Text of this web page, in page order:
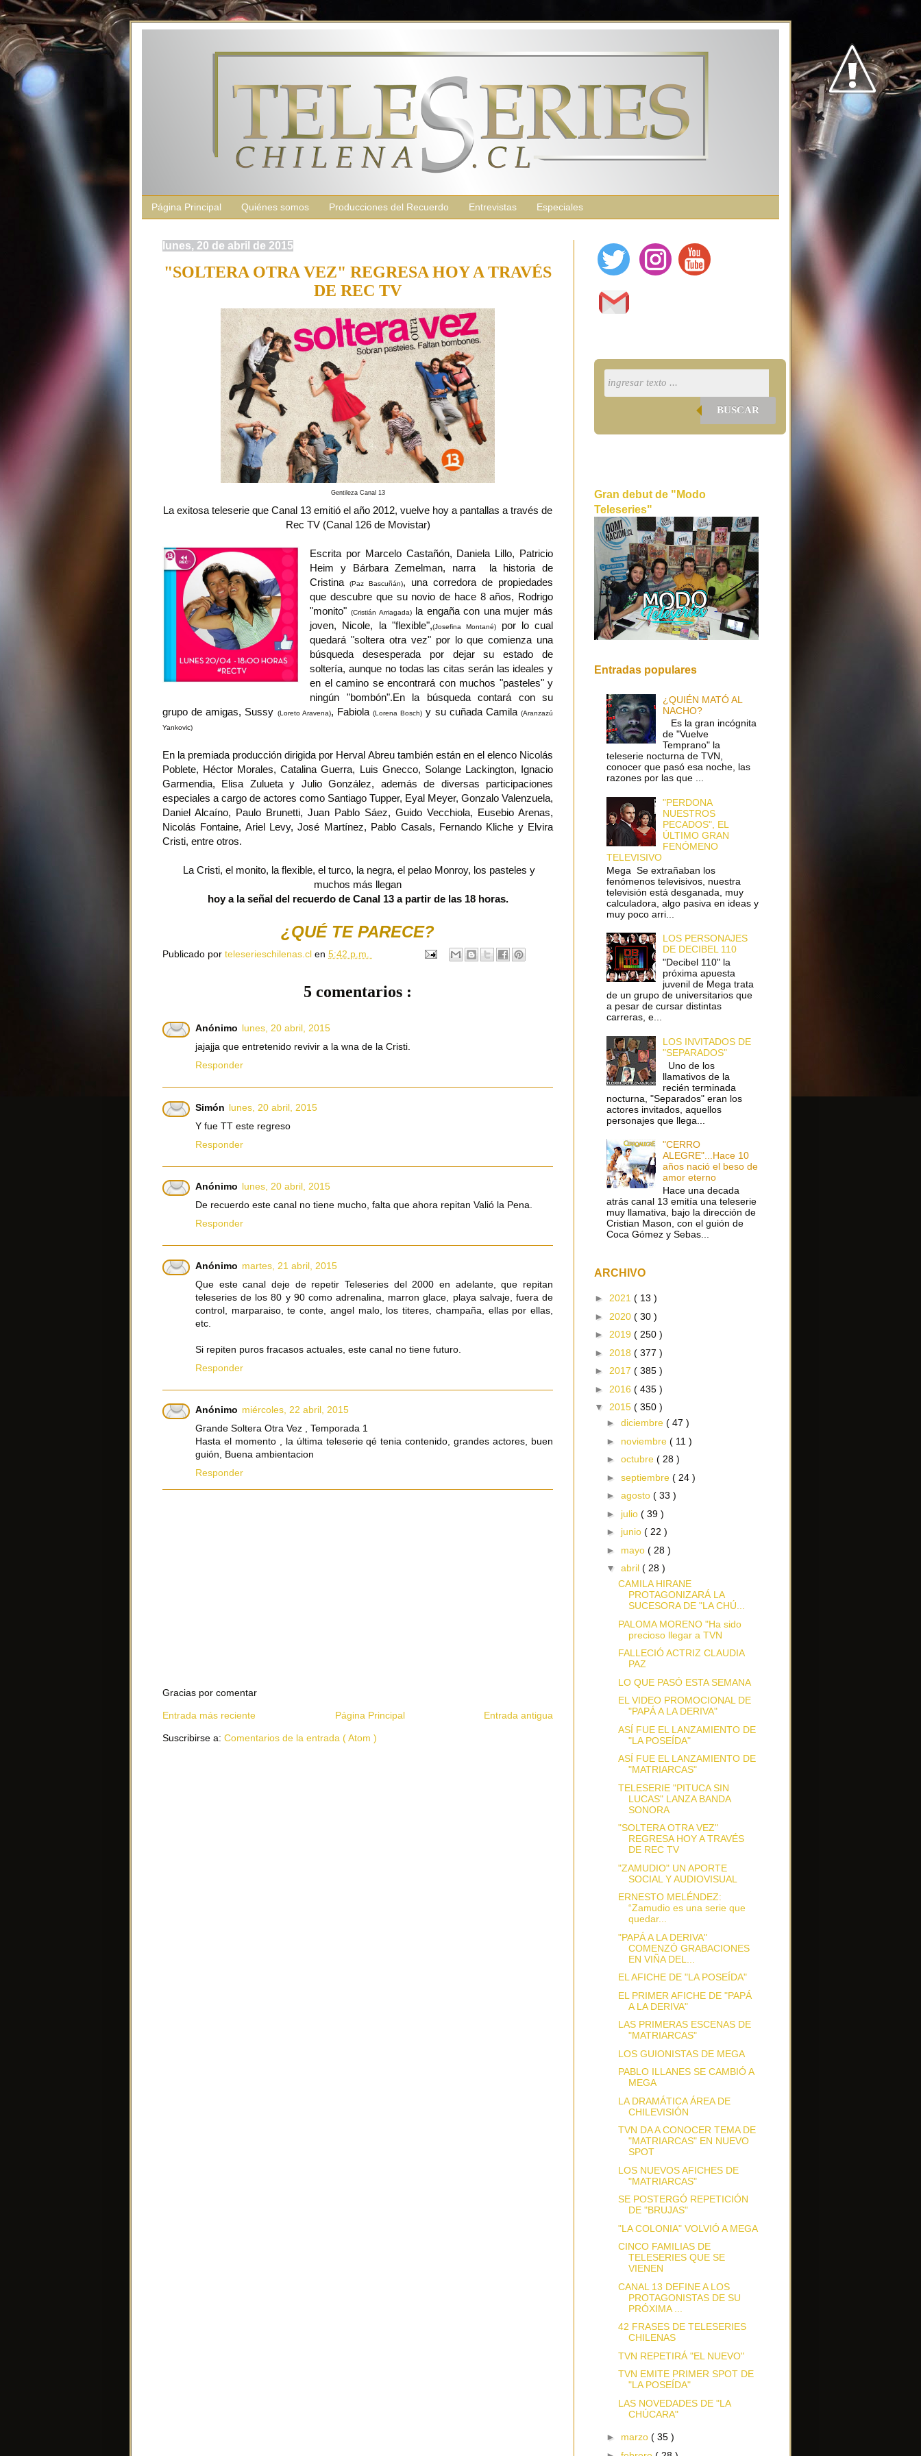
Página Principal Quiénes somos Producciones del Recuerdo Entrevistas Especiales
lunes, 20 de abril de 2015
"SOLTERA OTRA VEZ" REGRESA HOY A TRAVÉS
DE REC TV
Gentileza Canal 13
La exitosa teleserie que Canal 13 emitió el año 2012, vuelve hoy a pantallas a través de
Rec TV (Canal 126 de Movistar)
Escrita por Marcelo Castañón, Daniela Lillo, Patricio
Heim y Bárbara Zemelman, narra la historia de
Cristina(Paz Bascuñán), una corredora de propiedades
que descubre que su novio de hace 8 años, Rodrigo
"monito" (Cristián Arriagada)la engaña con una mujer más
joven, Nicole, la "flexible",(Josefina Montané)por lo cual
quedará "soltera otra vez" por lo que comienza una
búsqueda desesperada por dejar su estado de
soltería, aunque no todas las citas serán las ideales y
en el camino se encontrará con muchos "pasteles" y
ningún "bombón".En la búsqueda contará con su
grupo de amigas, Sussy (Loreto Aravena), Fabiola(Lorena Bosch) y su cuñada Camila(Aranzazú
Yankovic)
En la premiada producción dirigida por Herval Abreu también están en el elenco Nicolás
Poblete, Héctor Morales, Catalina Guerra, Luis Gnecco, Solange Lackington, Ignacio
Garmendia, Elisa Zulueta y Julio González, además de diversas participaciones
especiales a cargo de actores como Santiago Tupper, Eyal Meyer, Gonzalo Valenzuela,
Daniel Alcaíno, Paulo Brunetti, Juan Pablo Sáez, Guido Vecchiola, Eusebio Arenas,
Nicolás Fontaine, Ariel Levy, José Martínez, Pablo Casals, Fernando Kliche y Elvira
Cristi, entre otros.
La Cristi, el monito, la flexible, el turco, la negra, el pelao Monroy, los pasteles y
muchos más llegan
hoy a la señal del recuerdo de Canal 13 a partir de las 18 horas.
¿QUÉ TE PARECE?
Publicado por teleserieschilenas.cl en 5:42 p.m.
5 comentarios :
Anónimo lunes, 20 abril, 2015
jajajja que entretenido revivir a la wna de la Cristi.
Responder
Simón lunes, 20 abril, 2015
Y fue TT este regreso
Responder
Anónimo lunes, 20 abril, 2015
De recuerdo este canal no tiene mucho, falta que ahora repitan Valió la Pena.
Responder
Anónimo martes, 21 abril, 2015
Que este canal deje de repetir Teleseries del 2000 en adelante, que repitan
teleseries de los 80 y 90 como adrenalina, marron glace, playa salvaje, fuera de
control, marparaiso, te conte, angel malo, los titeres, champaña, ellas por ellas,
etc.
Si repiten puros fracasos actuales, este canal no tiene futuro.
Responder
Anónimo miércoles, 22 abril, 2015
Grande Soltera Otra Vez , Temporada 1
Hasta el momento , la última teleserie qé tenia contenido, grandes actores, buen
guión, Buena ambientacion
Responder
Gracias por comentar
Entrada más reciente Entrada antigua
Página Principal
Suscribirse a: Comentarios de la entrada ( Atom )
BUSCAR
Gran debut de "Modo
Teleseries"
Entradas populares
¿QUIÉN MATÓ AL
NACHO?
Es la gran incógnita
de "Vuelve
Temprano" la
teleserie nocturna de TVN,
conocer que pasó esa noche, las
razones por las que ...
"PERDONA
NUESTROS
PECADOS", EL
ÚLTIMO GRAN
FENÓMENO
TELEVISIVO
Mega Se extrañaban los
fenómenos televisivos, nuestra
televisión está desganada, muy
calculadora, algo pasiva en ideas y
muy poco arri...
LOS PERSONAJES
DE DECIBEL 110
"Decibel 110" la
próxima apuesta
juvenil de Mega trata
de un grupo de universitarios que
a pesar de cursar distintas
carreras, e...
LOS INVITADOS DE
"SEPARADOS"
Uno de los
llamativos de la
recién terminada
nocturna, "Separados" eran los
actores invitados, aquellos
personajes que llega...
"CERRO
ALEGRE"...Hace 10
años nació el beso de
amor eterno
Hace una decada
atrás canal 13 emitía una teleserie
muy llamativa, bajo la dirección de
Cristian Mason, con el guión de
Coca Gómez y Sebas...
ARCHIVO
► 2021 ( 13 )
► 2020 ( 30 )
► 2019 ( 250 )
► 2018 ( 377 )
► 2017 ( 385 )
► 2016 ( 435 )
▼ 2015 ( 350 )
► diciembre ( 47 )
► noviembre ( 11 )
► octubre ( 28 )
► septiembre ( 24 )
► agosto ( 33 )
► julio ( 39 )
► junio ( 22 )
► mayo ( 28 )
▼ abril ( 28 )
CAMILA HIRANE
PROTAGONIZARÁ LA
SUCESORA DE "LA CHÚ...
PALOMA MORENO "Ha sido
precioso llegar a TVN
FALLECIÓ ACTRIZ CLAUDIA
PAZ
LO QUE PASÓ ESTA SEMANA
EL VIDEO PROMOCIONAL DE
"PAPÁ A LA DERIVA"
ASÍ FUE EL LANZAMIENTO DE
"LA POSEÍDA"
ASÍ FUE EL LANZAMIENTO DE
"MATRIARCAS"
TELESERIE "PITUCA SIN
LUCAS" LANZA BANDA
SONORA
"SOLTERA OTRA VEZ"
REGRESA HOY A TRAVÉS
DE REC TV
"ZAMUDIO" UN APORTE
SOCIAL Y AUDIOVISUAL
ERNESTO MELÉNDEZ:
“Zamudio es una serie que
quedar...
"PAPÁ A LA DERIVA"
COMENZÓ GRABACIONES
EN VIÑA DEL...
EL AFICHE DE "LA POSEÍDA"
EL PRIMER AFICHE DE "PAPÁ
A LA DERIVA"
LAS PRIMERAS ESCENAS DE
"MATRIARCAS"
LOS GUIONISTAS DE MEGA
PABLO ILLANES SE CAMBIÓ A
MEGA
LA DRAMÁTICA ÁREA DE
CHILEVISIÓN
TVN DA A CONOCER TEMA DE
"MATRIARCAS" EN NUEVO
SPOT
LOS NUEVOS AFICHES DE
"MATRIARCAS"
SE POSTERGÓ REPETICIÓN
DE "BRUJAS"
"LA COLONIA" VOLVIÓ A MEGA
CINCO FAMILIAS DE
TELESERIES QUE SE
VIENEN
CANAL 13 DEFINE A LOS
PROTAGONISTAS DE SU
PRÓXIMA ...
42 FRASES DE TELESERIES
CHILENAS
TVN REPETIRÁ "EL NUEVO"
TVN EMITE PRIMER SPOT DE
"LA POSEÍDA"
LAS NOVEDADES DE "LA
CHÚCARA"
► marzo ( 35 )